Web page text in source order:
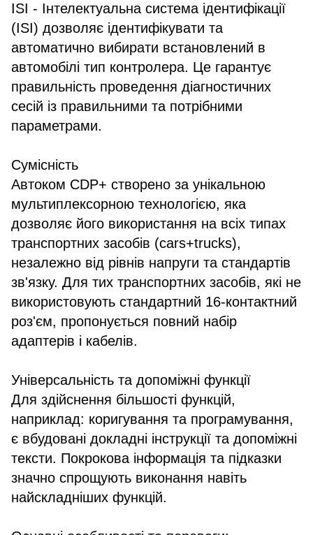
ISI - Інтелектуальна система ідентифікації
(ISI) дозволяє ідентифікувати та
автоматично вибирати встановлений в
автомобілі тип контролера. Це гарантує
правильність проведення діагностичних
сесій із правильними та потрібними
параметрами.
Сумісність
Автоком CDP+ створено за унікальною
мультиплексорною технологією, яка
дозволяє його використання на всіх типах
транспортних засобів (cars+trucks),
незалежно від рівнів напруги та стандартів
зв'язку. Для тих транспортних засобів, які не
використовують стандартний 16-контактний
роз'єм, пропонується повний набір
адаптерів і кабелів.
Універсальність та допоміжні функції
Для здійснення більшості функцій,
наприклад: коригування та програмування,
є вбудовані докладні інструкції та допоміжні
тексти. Покрокова інформація та підказки
значно спрощують виконання навіть
найскладніших функцій.